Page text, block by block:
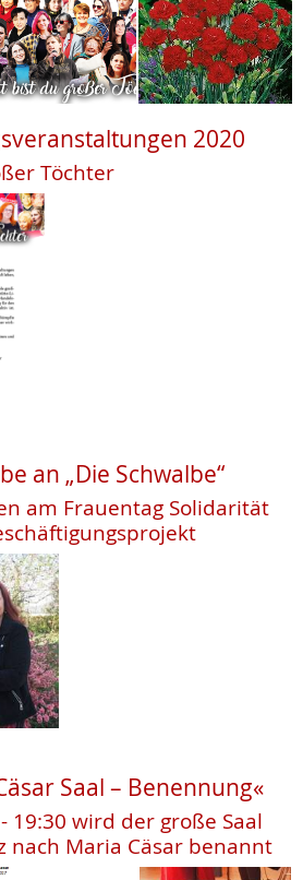
2020
Töchter
an „Die Schwalbe“
am Frauentag Solidarität
Saal – Benennung«
19:30 wird der große Saal
nach Maria Cäsar benannt